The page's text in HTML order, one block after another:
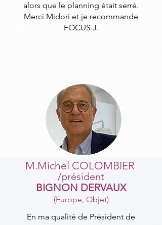
alors que le planning était serré.
Merci Midori et je recommande
FOCUS J.
M.Michel COLOMBIER
/président
BIGNON DERVAUX
(Europe, Objet)
En ma qualité de Président de